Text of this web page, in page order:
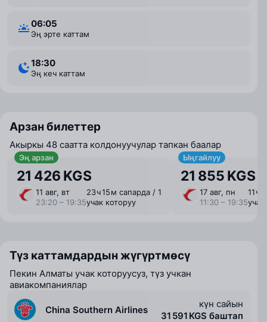
06:05
Эң эрте каттам
18:30
Эң кеч каттам
Арзан билеттер
Акыркы 48 саатта колдонуучулар тапкан баалар
Эң арзан
21 426 KGS
11 авг, вт
23:20 – 19:35
23 ⁠ч 15 ⁠м сапарда / 1
учак которуу
Ыңгайлуу
21 855 KGS
17 авг, пн
11:30 – 19:35
11 ⁠ч
учак
Түз каттамдардын жүгүртмөсү
Пекин Алматы учак которуусуз, түз учкан
авиакомпаниялар
China Southern Airlines
күн сайын
31 591 KGS баштап